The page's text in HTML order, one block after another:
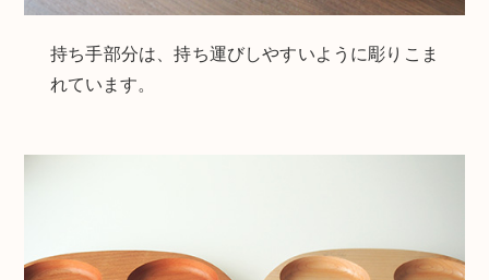
持ち手部分は、持ち運びしやすいように彫りこま
れています。